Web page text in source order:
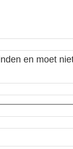
en moet